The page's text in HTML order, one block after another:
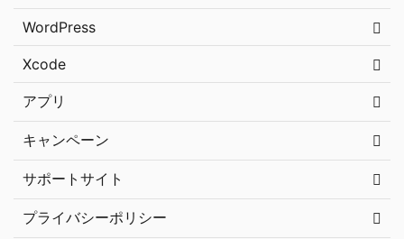
WordPress
Xcode
アプリ
キャンペーン
サポートサイト
プライバシーポリシー